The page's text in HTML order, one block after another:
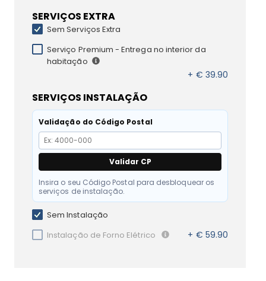
SERVIÇOS EXTRA
Sem Serviços Extra
Serviço Premium - Entrega no interior da
habitação
+ € 39.90
SERVIÇOS INSTALAÇÃO
Validação do Código Postal
Validar CP
Insira o seu Código Postal para desbloquear os
serviços de instalação.
Sem Instalação
Instalação de Forno Elétrico
+ € 59.90